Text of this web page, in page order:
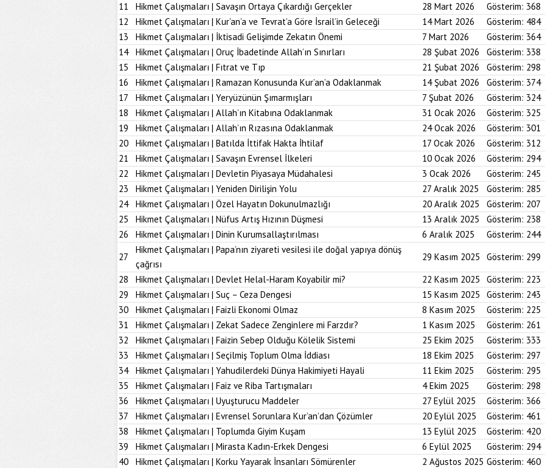
11
Hikmet Çalışmaları | Savaşın Ortaya Çıkardığı Gerçekler 28 Mart 2026 Gösterim: 368
12
Hikmet Çalışmaları | Kur’an’a ve Tevrat’a Göre İsrail’in Geleceği 14 Mart 2026 Gösterim: 484
13
Hikmet Çalışmaları | İktisadi Gelişimde Zekatın Önemi 7 Mart 2026 Gösterim: 364
14
Hikmet Çalışmaları | Oruç İbadetinde Allah’ın Sınırları 28 Şubat 2026 Gösterim: 338
15
Hikmet Çalışmaları | Fıtrat ve Tıp 21 Şubat 2026 Gösterim: 298
16
Hikmet Çalışmaları | Ramazan Konusunda Kur’an’a Odaklanmak 14 Şubat 2026 Gösterim: 374
17
Hikmet Çalışmaları | Yeryüzünün Şımarmışları 7 Şubat 2026 Gösterim: 324
18
Hikmet Çalışmaları | Allah’ın Kitabına Odaklanmak 31 Ocak 2026 Gösterim: 325
19
Hikmet Çalışmaları | Allah’ın Rızasına Odaklanmak 24 Ocak 2026 Gösterim: 301
20
Hikmet Çalışmaları | Batılda İttifak Hakta İhtilaf 17 Ocak 2026 Gösterim: 312
21
Hikmet Çalışmaları | Savaşın Evrensel İlkeleri 10 Ocak 2026 Gösterim: 294
22
Hikmet Çalışmaları | Devletin Piyasaya Müdahalesi 3 Ocak 2026 Gösterim: 245
23
Hikmet Çalışmaları | Yeniden Dirilişin Yolu 27 Aralık 2025 Gösterim: 285
24
Hikmet Çalışmaları | Özel Hayatın Dokunulmazlığı 20 Aralık 2025 Gösterim: 207
25
Hikmet Çalışmaları | Nüfus Artış Hızının Düşmesi 13 Aralık 2025 Gösterim: 238
26
Hikmet Çalışmaları | Dinin Kurumsallaştırılması 6 Aralık 2025 Gösterim: 244
27
Hikmet Çalışmaları | Papa’nın ziyareti vesilesi ile doğal yapıya dönüş
çağrısı
29 Kasım 2025 Gösterim: 299
28
Hikmet Çalışmaları | Devlet Helal-Haram Koyabilir mi? 22 Kasım 2025 Gösterim: 223
29
Hikmet Çalışmaları | Suç – Ceza Dengesi 15 Kasım 2025 Gösterim: 243
30
Hikmet Çalışmaları | Faizli Ekonomi Olmaz 8 Kasım 2025 Gösterim: 225
31
Hikmet Çalışmaları | Zekat Sadece Zenginlere mi Farzdır? 1 Kasım 2025 Gösterim: 261
32
Hikmet Çalışmaları | Faizin Sebep Olduğu Kölelik Sistemi 25 Ekim 2025 Gösterim: 333
33
Hikmet Çalışmaları | Seçilmiş Toplum Olma İddiası 18 Ekim 2025 Gösterim: 297
34
Hikmet Çalışmaları | Yahudilerdeki Dünya Hakimiyeti Hayali 11 Ekim 2025 Gösterim: 295
35
Hikmet Çalışmaları | Faiz ve Riba Tartışmaları 4 Ekim 2025 Gösterim: 298
36
Hikmet Çalışmaları | Uyuşturucu Maddeler 27 Eylül 2025 Gösterim: 366
37
Hikmet Çalışmaları | Evrensel Sorunlara Kur’an’dan Çözümler 20 Eylül 2025 Gösterim: 461
38
Hikmet Çalışmaları | Toplumda Giyim Kuşam 13 Eylül 2025 Gösterim: 420
39
Hikmet Çalışmaları | Mirasta Kadın-Erkek Dengesi 6 Eylül 2025 Gösterim: 294
40
Hikmet Çalışmaları | Korku Yayarak İnsanları Sömürenler 2 Ağustos 2025 Gösterim: 460